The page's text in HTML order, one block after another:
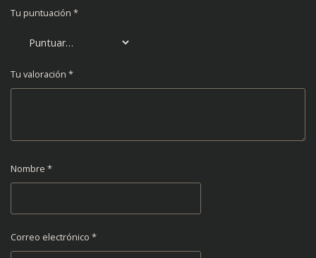
Tu puntuación *
Tu valoración *
Nombre *
Correo electrónico *